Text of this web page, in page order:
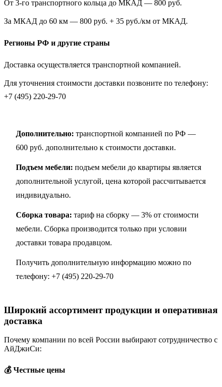
От 3-го транспортного кольца до МКАД — 800 руб.
За МКАД до 60 км — 800 руб. + 35 руб./км от МКАД.
Регионы РФ и другие страны
Доставка осуществляется транспортной компанией.
Для уточнения стоимости доставки позвоните по телефону:
+7 (495) 220-29-70
Дополнительно: транспортной компанией по РФ —
600 руб. дополнительно к стоимости доставки.
Подъем мебели: подъем мебели до квартиры является
дополнительной услугой, цена которой рассчитывается
индивидуально.
Сборка товара: тариф на сборку — 3% от стоимости
мебели. Сборка производится только при условии
доставки товара продавцом.
Получить дополнительную информацию можно по
телефону: +7 (495) 220-29-70
Широкий ассортимент продукции и оперативная
доставка
Почему компании по всей России выбирают сотрудничество с
АйДжиСи:
💰 Честные цены